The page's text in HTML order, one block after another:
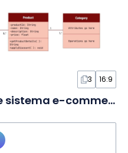
3 16:9
Diagrama de clases de sistema e-commerce en Pizarra